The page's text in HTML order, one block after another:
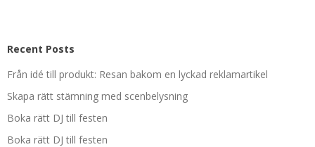
Recent Posts
Från idé till produkt: Resan bakom en lyckad reklamartikel
Skapa rätt stämning med scenbelysning
Boka rätt DJ till festen
Boka rätt DJ till festen